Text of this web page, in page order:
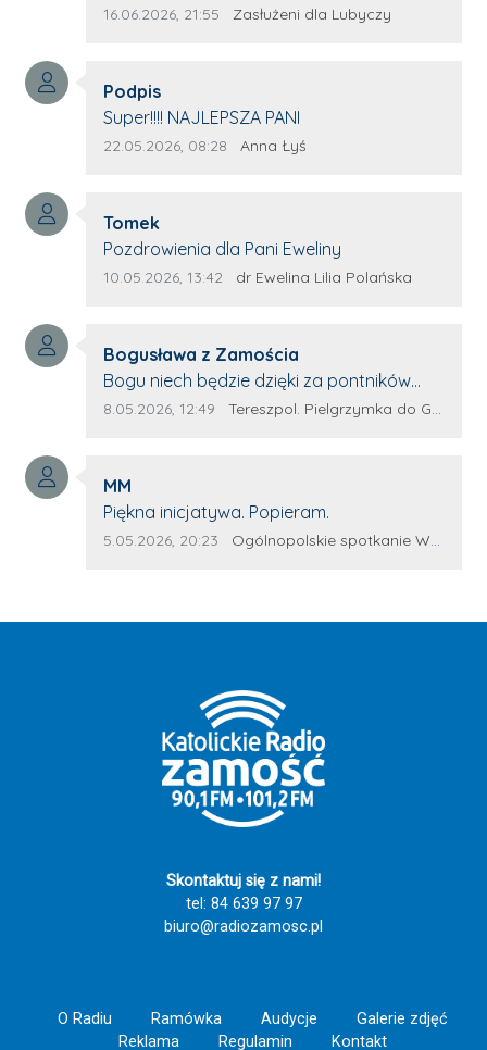
redaktor Annie Niderla-Kadach za
którym trema odbierała głos.
Data dodania komentarza:
16.06.2026, 21:55 Źródło komentarza:
Zasłużeni dla Lubyczy
Autor komentarza:
Podpis
Treść komentarza:
Super!!!! NAJLEPSZA PANI
Data dodania komentarza:
22.05.2026, 08:28 Źródło komentarza:
Anna Łyś
Autor komentarza:
Tomek
Treść komentarza:
Pozdrowienia dla Pani Eweliny
Data dodania komentarza:
10.05.2026, 13:42 Źródło komentarza:
dr Ewelina Lilia Polańska
Autor komentarza:
Bogusława z Zamościa
Treść komentarza:
Bogu niech będzie dzięki za pontników
Terespola Wyglądają jak kolorowe ptaki
siły. Wsteczny że z innych parafii dojadą
potnicy. Wszystko w wolność dzieci
Bożych - Amen Maryjo prowadź nas
Maryją nie pomylisz drogi!!!!! Zaśpiewajmy
razem tą piękną pieśń i spotkajmy się za
rok w Tereszpolu Szczęść Boże i Ave
Maryja!!!!! 🕊️ 🤱 ❤️‍🔥 🙏
Data dodania komentarza:
8.05.2026, 12:49 Źródło komentarza:
Tereszpol. Pielgrzymka do Górecka Kościelnego
Autor komentarza:
MM
Treść komentarza:
Piękna inicjatywa. Popieram.
Data dodania komentarza:
5.05.2026, 20:23 Źródło komentarza:
Ogólnopolskie spotkanie Wojowników Maryi w Leżajsku
Skontaktuj się z nami!
tel: 84 639 97 97
biuro@radiozamosc.pl
O Radiu Ramówka Audycje
Galerie zdjęć
Reklama
Regulamin Kontakt